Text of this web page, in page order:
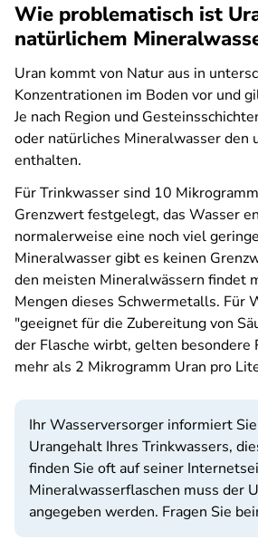
Wie problematisch ist
natürlichem
Uran kommt von Natur aus in
Konzentrationen im Boden vor und
Je nach Region und
oder natürliches Mineralwasser den
enthalten.
Für Trinkwasser sind 10
Grenzwert festgelegt, das Wasser
normalerweise eine noch viel
Mineralwasser gibt es keinen
den meisten Mineralwässern findet
Mengen dieses Schwermetalls. Für
"geeignet für die Zubereitung von
der Flasche wirbt, gelten besondere
mehr als 2 Mikrogramm Uran pro
Ihr Wasserversorger informiert
Urangehalt Ihres Trinkwassers,
finden Sie oft auf seiner
Mineralwasserflaschen muss der
angegeben werden. Fragen Sie